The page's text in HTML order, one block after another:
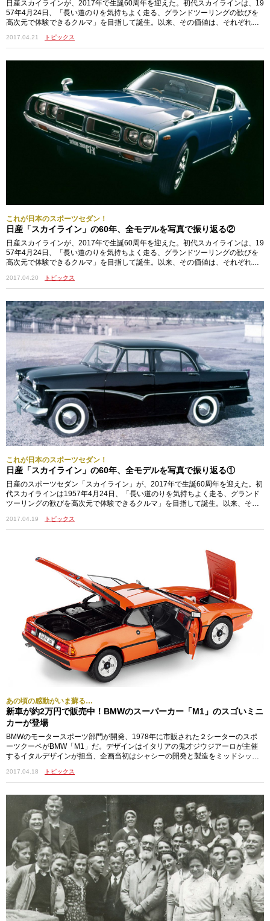
日産スカイラインが、2017年で生誕60周年を迎えた。初代スカイラインは、19
57年4月24日、「長い道のりを気持ちよく走る、グランドツーリングの歓びを
高次元で体験できるクルマ」を目指して誕生。以来、その価値は、それぞれの
サイトでは、5回に分けて歴代スカイラインを写真を中心に振り返ってみたい。
その第8回となる今回は、1980年代後半～90年代前半に発売が開始された第7代
～9代目についてまとめた。スカイラインよ、どこへ行く？7代目ニッサン・ス
2017.04.21 トピックス
これが日本のスポーツセダン！
日産「スカイライン」の60年、全モデルを写真で振り返る②
日産スカイラインが、2017年で生誕60周年を迎えた。初代スカイラインは、19
57年4月24日、「長い道のりを気持ちよく走る、グランドツーリングの歓びを
高次元で体験できるクルマ」を目指して誕生。以来、その価値は、それぞれ…
2017.04.20 トピックス
これが日本のスポーツセダン！
日産「スカイライン」の60年、全モデルを写真で振り返る①
日産のスポーツセダン「スカイライン」が、2017年で生誕60周年を迎えた。初
代スカイラインは1957年4月24日、「長い道のりを気持ちよく走る、グランド
ツーリングの歓びを高次元で体験できるクルマ」を目指して誕生。以来、そ…
2017.04.19 トピックス
あの頃の感動がいま蘇る…
新車が約2万円で販売中！BMWのスーパーカー「M1」のスゴいミニ
カーが登場
BMWのモータースポーツ部門が開発、1978年に市販された２シーターのスポ
ーツクーペがBMW「M1」だ。デザインはイタリアの鬼才ジウジアーロが主催
するイタルデザインが担当、企画当初はシャシーの開発と製造をミッドシップ
2017.04.18 トピックス